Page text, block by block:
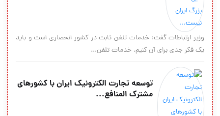
وزیر ارتباطات گفت: خدمات تلفن ثابت در کشور انحصاری است و باید
یک فکر جدی برای آن کنیم. خدمات تلفن...
توسعه تجارت الکترونیک ایران با کشورهای
مشترک المنافع...